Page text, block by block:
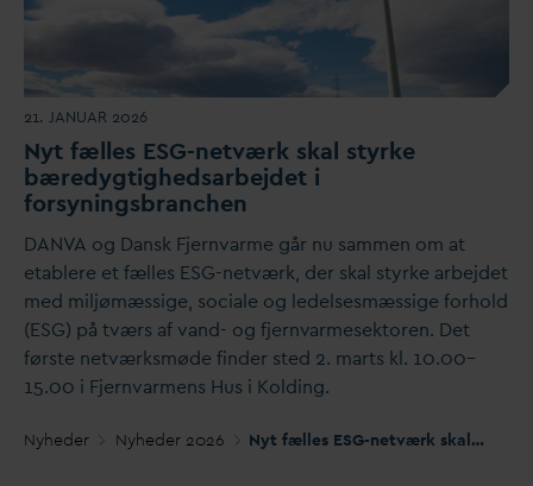
21. JANUAR 2026
Nyt fælles ESG-netværk skal styrke
bæredygtighedsarbejdet i
forsyningsbranchen
DANVA og Dansk Fjernvarme går nu sammen om at
etablere et fælles ESG-netværk, der skal styrke arbejdet
med miljømæssige, sociale og ledelsesmæssige forhold
(ESG) på tværs af vand- og fjernvarmesektoren. Det
første netværksmøde finder sted 2. marts kl. 10.00–
15.00 i Fjernvarmens Hus i Kolding.
Nyheder Nyheder 2026 Nyt fælles ESG-netværk skal styrke bæredygtighedsarbejdet i forsyningsbranchen